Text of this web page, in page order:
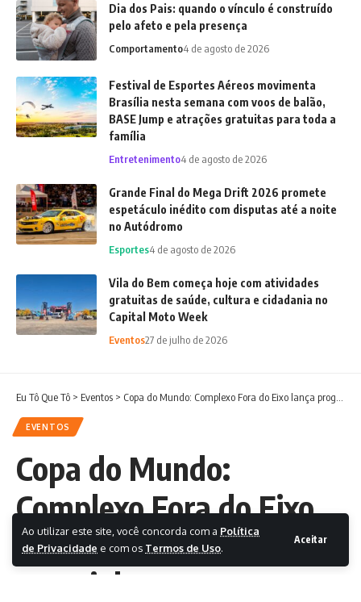
Ao utilizar este site, você concorda com a Política
de Privacidade e com os Termos de Uso.
Aceitar
Dia dos Pais: quando o vínculo é construído
pelo afeto e pela presença
Comportamento4 de agosto de 2026
Festival de Esportes Aéreos movimenta
Brasília nesta semana com voos de balão,
BASE Jump e atrações gratuitas para toda a
família
Entretenimento4 de agosto de 2026
Grande Final do Mega Drift 2026 promete
espetáculo inédito com disputas até a noite
no Autódromo
Esportes4 de agosto de 2026
Vila do Bem começa hoje com atividades
gratuitas de saúde, cultura e cidadania no
Capital Moto Week
Eventos27 de julho de 2026
Eu Tô Que Tô > Eventos > Copa do Mundo: Complexo Fora do Eixo lança programação especial
EVENTOS
Copa do Mundo:
Complexo Fora do Eixo
lança programação
especial